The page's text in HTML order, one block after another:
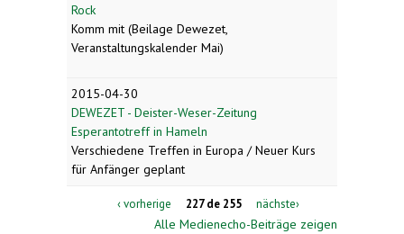
Rock
Komm mit (Beilage Dewezet,
Veranstaltungskalender Mai)
2015-04-30
DEWEZET - Deister-Weser-Zeitung
Esperantotreff in Hameln
Verschiedene Treffen in Europa / Neuer Kurs
für Anfänger geplant
‹ vorherige 227 de 255 nächste›
Alle Medienecho-Beiträge zeigen